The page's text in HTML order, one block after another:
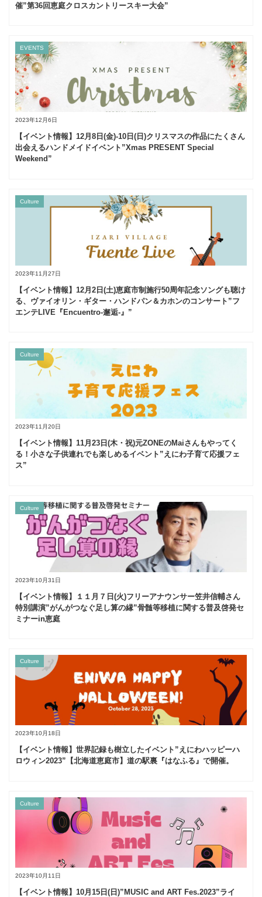
催”第36回恵庭クロスカントリースキー大会”
2023年12月6日
EVENTS
【イベント情報】12月8日(金)‐10日(日)クリスマスの作品にたくさん
出会えるハンドメイドイベント”Xmas PRESENT Special
Weekend”
2023年11月27日
Culture
【イベント情報】12月2日(土)恵庭市制施行50周年記念ソングも聴け
る、ヴァイオリン・ギター・ハンドパン＆カホンのコンサート”フ
エンテLIVE『Encuentro-邂逅-』”
2023年11月20日
Culture
【イベント情報】11月23日(木・祝)元ZONEのMaiさんもやってく
る！小さな子供連れでも楽しめるイベント”えにわ子育て応援フェ
ス”
2023年10月31日
Culture
【イベント情報】１１月７日(火)フリーアナウンサー笠井信輔さん
特別講演”がんがつなぐ足し算の縁”骨髄等移植に関する普及啓発セ
ミナーin恵庭
2023年10月18日
Culture
【イベント情報】世界記録も樹立したイベント”えにわハッピーハ
ロウィン2023”【北海道恵庭市】道の駅裏『はなふる』で開催。
2023年10月11日
Culture
【イベント情報】10月15日(日)”MUSIC and ART Fes.2023”ライ